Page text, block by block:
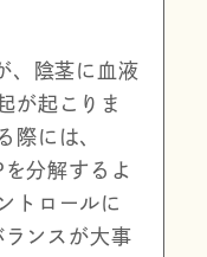
、陰茎に血液
が起こり ま
際には、
分解するよ
トロールに
ンスが大事